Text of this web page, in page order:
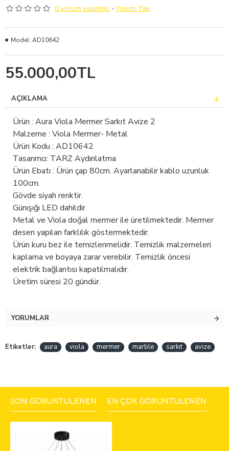
0 yorum yapılmış. -Yorum Yap
55.000,00TL
Model: AD10642
AÇIKLAMA
Ürün : Aura Viola Mermer Sarkıt Avize 2
Malzeme : Viola Mermer- Metal
Ürün Kodu : AD10642
Tasarımcı: TARZ Aydınlatma
Ürün Ebatı : Ürün çap 80cm. Ayarlanabilir kablo uzunluk
100cm.
Gövde siyah renktir.
Günışığı LED dahildir.
Metal ve Viola doğal mermer ile üretilmektedir. Mermer
desen yapıları farklılık göstermektedir.
Ürün kuru bez ile temizlenmelidir. Temizlik malzemeleri
kaplama ve boyaya zarar verebilir. Temizlik öncesi
elektrik bağlantısı kapatılmalıdır.
Üretim süresi 20 gündür.
YORUMLAR
Etiketler: aura viola mermer marble sarkıt avize
SON GÖRÜNTÜLENEN EN ÇOK GÖRÜNTÜLENEN